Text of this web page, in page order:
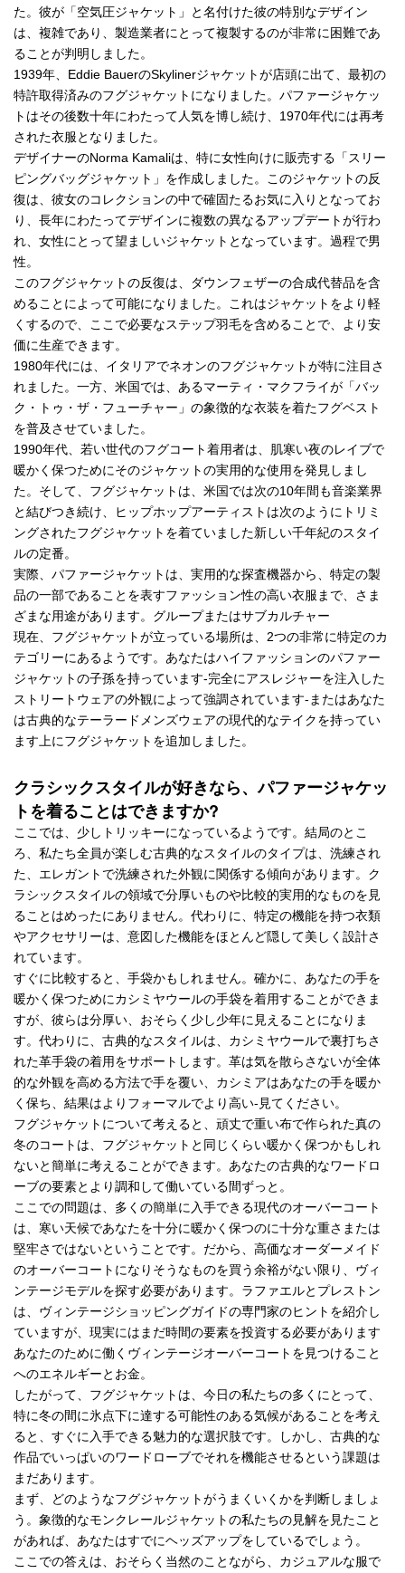
た。彼が「空気圧ジャケット」と名付けた彼の特別なデザイン
は、複雑であり、製造業者にとって複製するのが非常に困難であ
ることが判明しました。
1939年、Eddie BauerのSkylinerジャケットが店頭に出て、最初の
特許取得済みのフグジャケットになりました。パファージャケッ
トはその後数十年にわたって人気を博し続け、1970年代には再考
された衣服となりました。
デザイナーのNorma Kamaliは、特に女性向けに販売する「スリー
ピングバッグジャケット」を作成しました。このジャケットの反
復は、彼女のコレクションの中で確固たるお気に入りとなってお
り、長年にわたってデザインに複数の異なるアップデートが行わ
れ、女性にとって望ましいジャケットとなっています。過程で男
性。
このフグジャケットの反復は、ダウンフェザーの合成代替品を含
めることによって可能になりました。これはジャケットをより軽
くするので、ここで必要なステップ羽毛を含めることで、より安
価に生産できます。
1980年代には、イタリアでネオンのフグジャケットが特に注目さ
れました。一方、米国では、あるマーティ・マクフライが「バッ
ク・トゥ・ザ・フューチャー」の象徴的な衣装を着たフグベスト
を普及させていました。
1990年代、若い世代のフグコート着用者は、肌寒い夜のレイブで
暖かく保つためにそのジャケットの実用的な使用を発見しまし
た。そして、フグジャケットは、米国では次の10年間も音楽業界
と結びつき続け、ヒップホップアーティストは次のようにトリミ
ングされたフグジャケットを着ていました新しい千年紀のスタイ
ルの定番。
実際、パファージャケットは、実用的な探査機器から、特定の製
品の一部であることを表すファッション性の高い衣服まで、さま
ざまな用途があります。グループまたはサブカルチャー
現在、フグジャケットが立っている場所は、2つの非常に特定のカ
テゴリーにあるようです。あなたはハイファッションのパファー
ジャケットの子孫を持っています-完全にアスレジャーを注入した
ストリートウェアの外観によって強調されています-またはあなた
は古典的なテーラードメンズウェアの現代的なテイクを持ってい
ます上にフグジャケットを追加しました。
クラシックスタイルが好きなら、パファージャケッ
トを着ることはできますか?
ここでは、少しトリッキーになっているようです。結局のとこ
ろ、私たち全員が楽しむ古典的なスタイルのタイプは、洗練され
た、エレガントで洗練された外観に関係する傾向があります。ク
ラシックスタイルの領域で分厚いものや比較的実用的なものを見
ることはめったにありません。代わりに、特定の機能を持つ衣類
やアクセサリーは、意図した機能をほとんど隠して美しく設計さ
れています。
すぐに比較すると、手袋かもしれません。確かに、あなたの手を
暖かく保つためにカシミヤウールの手袋を着用することができま
すが、彼らは分厚い、おそらく少し少年に見えることになりま
す。代わりに、古典的なスタイルは、カシミヤウールで裏打ちさ
れた革手袋の着用をサポートします。革は気を散らさないが全体
的な外観を高める方法で手を覆い、カシミアはあなたの手を暖か
く保ち、結果はよりフォーマルでより高い-見てください。
フグジャケットについて考えると、頑丈で重い布で作られた真の
冬のコートは、フグジャケットと同じくらい暖かく保つかもしれ
ないと簡単に考えることができます。あなたの古典的なワードロ
ーブの要素とより調和して働いている間ずっと。
ここでの問題は、多くの簡単に入手できる現代のオーバーコート
は、寒い天候であなたを十分に暖かく保つのに十分な重さまたは
堅牢さではないということです。だから、高価なオーダーメイド
のオーバーコートになりそうなものを買う余裕がない限り、ヴィ
ンテージモデルを探す必要があります。ラファエルとプレストン
は、ヴィンテージショッピングガイドの専門家のヒントを紹介し
ていますが、現実にはまだ時間の要素を投資する必要があります
あなたのために働くヴィンテージオーバーコートを見つけること
へのエネルギーとお金。
したがって、フグジャケットは、今日の私たちの多くにとって、
特に冬の間に氷点下に達する可能性のある気候があることを考え
ると、すぐに入手できる魅力的な選択肢です。しかし、古典的な
作品でいっぱいのワードローブでそれを機能させるという課題は
まだあります。
まず、どのようなフグジャケットがうまくいくかを判断しましょ
う。象徴的なモンクレールジャケットの私たちの見解を見たこと
があれば、あなたはすでにヘッズアップをしているでしょう。
ここでの答えは、おそらく当然のことながら、カジュアルな服で